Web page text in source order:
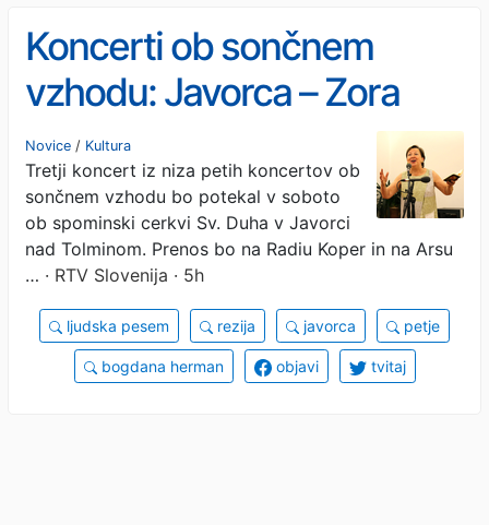
Koncerti ob sončnem
vzhodu: Javorca – Zora
miru
Novice / Kultura
Tretji koncert iz niza petih koncertov ob
sončnem vzhodu bo potekal v soboto
ob spominski cerkvi Sv. Duha v Javorci
nad Tolminom. Prenos bo na Radiu Koper in na Arsu
… · RTV Slovenija · 5h
ljudska pesem rezija javorca petje
bogdana herman objavi tvitaj